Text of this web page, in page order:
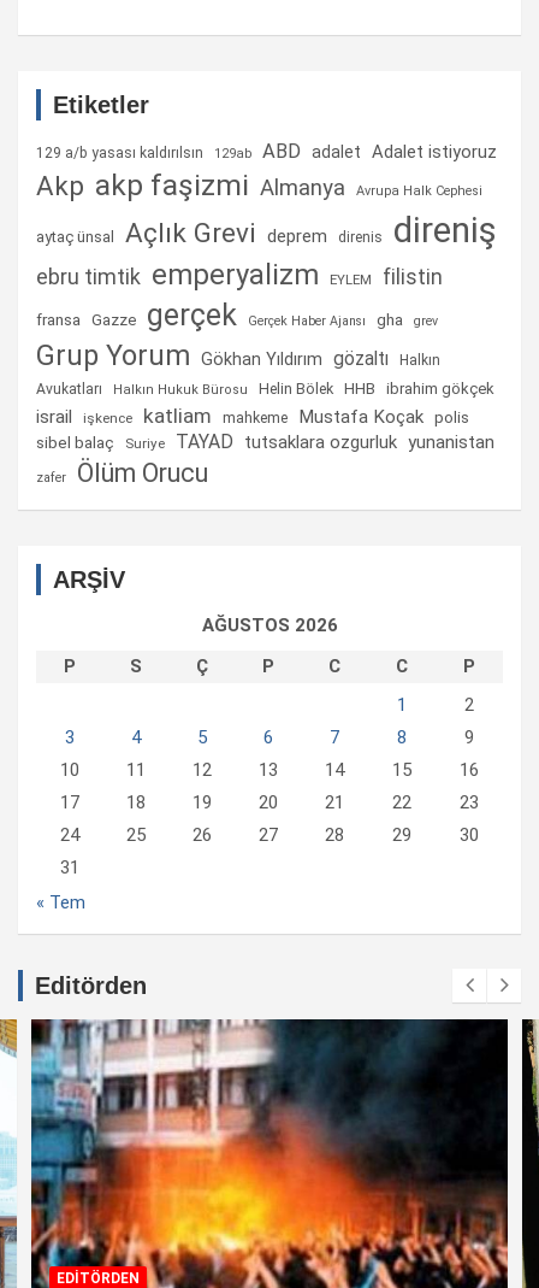
Etiketler
129 a/b yasası kaldırılsın 129ab ABD adalet Adalet istiyoruz
Akp akp faşizmi Almanya Avrupa Halk Cephesi
aytaç ünsal Açlık Grevi deprem direnis direniş
ebru timtik emperyalizm EYLEM filistin
fransa Gazze gerçek Gerçek Haber Ajansı gha grev
Grup Yorum Gökhan Yıldırım gözaltı
Halkın
Avukatları
Halkın Hukuk Bürosu Helin Bölek HHB ibrahim gökçek
israil işkence katliam mahkeme Mustafa Koçak polis
sibel balaç Suriye TAYAD tutsaklara ozgurluk yunanistan
zafer Ölüm Orucu
ARŞİV
AĞUSTOS 2026
P
S Ç P C C
P
1
2
3
4 5 6 7 8
9
10
11 12 13 14 15
16
17
18 19 20 21 22
23
24
25 26 27 28 29
30
31
« Tem
Editörden
EDİTÖRDEN